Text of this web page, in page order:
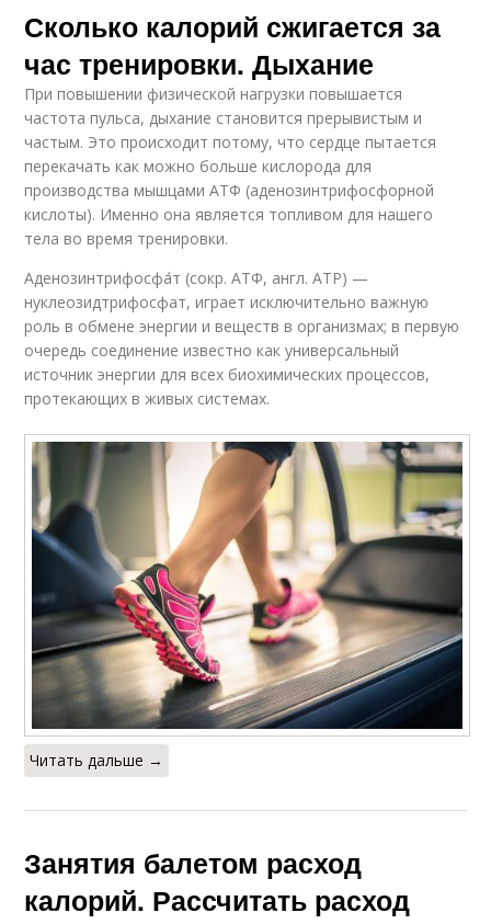
Сколько калорий сжигается за
час тренировки. Дыхание
При повышении физической нагрузки повышается
частота пульса, дыхание становится прерывистым и
частым. Это происходит потому, что сердце пытается
перекачать как можно больше кислорода для
производства мышцами АТФ (аденозинтрифосфорной
кислоты). Именно она является топливом для нашего
тела во время тренировки.
Аденозинтрифосфа́т (сокр. АТФ, англ. АТР) —
нуклеозидтрифосфат, играет исключительно важную
роль в обмене энергии и веществ в организмах; в первую
очередь соединение известно как универсальный
источник энергии для всех биохимических процессов,
протекающих в живых системах.
Читать дальше →
Занятия балетом расход
калорий. Рассчитать расход